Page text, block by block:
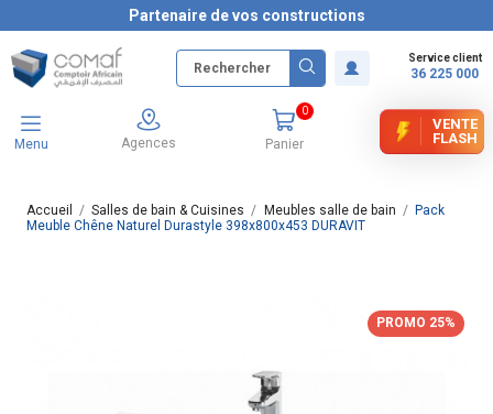
Partenaire de vos constructions
Service client
36 225 000
Menu Agences Panier
0
VENTE
FLASH
Accueil Salles de bain & Cuisines Meubles salle de bain
Pack
Meuble Chêne Naturel Durastyle 398x800x453 DURAVIT
PROMO 25%